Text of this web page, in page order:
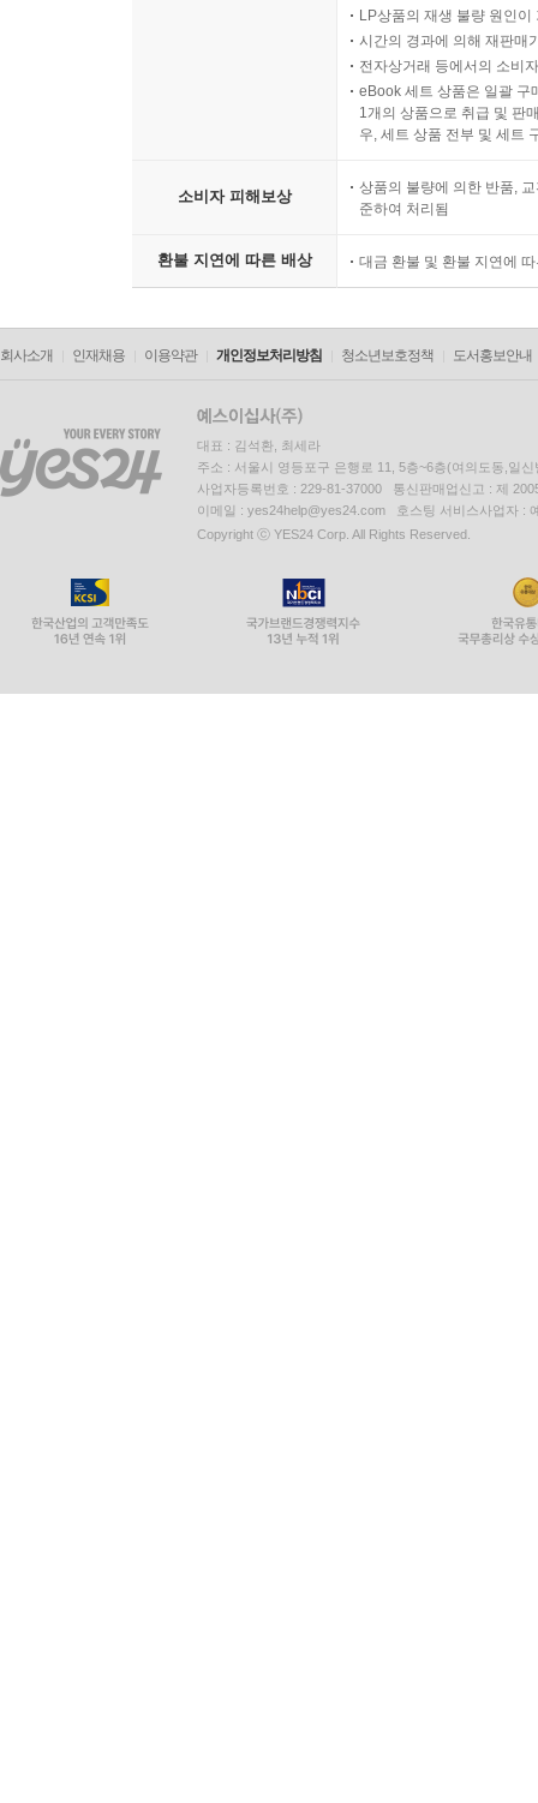
LP상품의 재생 불량 원인
시간의 경과에 의해 재판매
전자상거래 등에서의 소비
eBook 세트 상품은 일괄 구
1개의 상품으로 취급 및 판
우, 세트 상품 전부 및 세트
소비자 피해보상
상품의 불량에 의한 반품,
준하여 처리됨
환불 지연에 따른 배상 대금 환불 및 환불 지연에
회사소개 인재채용 이용약관 개인정보처리방침 청소년보호정책 도서홍보안내
대표 : 김석환, 최세라
주소 : 서울시 영등포구 은행로 11, 5층~6층(여의도동,일신
사업자등록번호 : 229-81-37000 통신판매업신고 : 제
이메일 : yes24help@yes24.com 호스팅 서비스사업자 :
Copyright ⓒ YES24 Corp. All Rights Reserved.